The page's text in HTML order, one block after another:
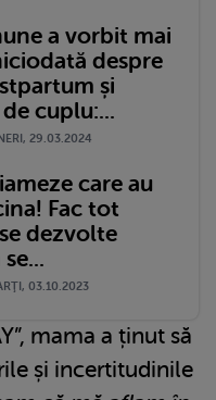
a vorbit mai
despre
și
cuplu:...
29.03.2024
care au
Fac tot
dezvolte
03.10.2023
mama a ținut să
și incertitudinile